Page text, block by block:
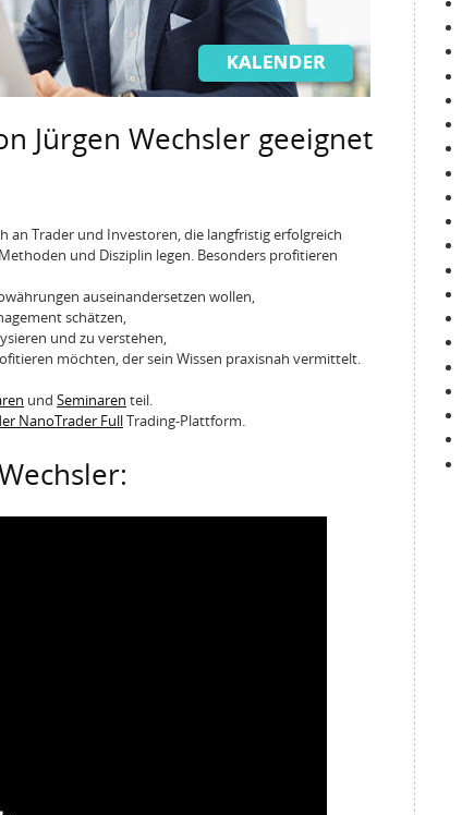
Jürgen Wechsler geeignet
an Trader und Investoren, die langfristig erfolgreich
und Disziplin legen. Besonders profitieren
auseinandersetzen wollen,
schätzen,
und zu verstehen,
möchten, der sein Wissen praxisnah vermittelt.
und Seminaren teil.
NanoTrader FullTrading-Plattform.